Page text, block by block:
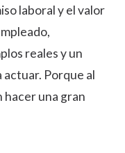
laboraly el valor
reales y un
Porque al
hacer una gran